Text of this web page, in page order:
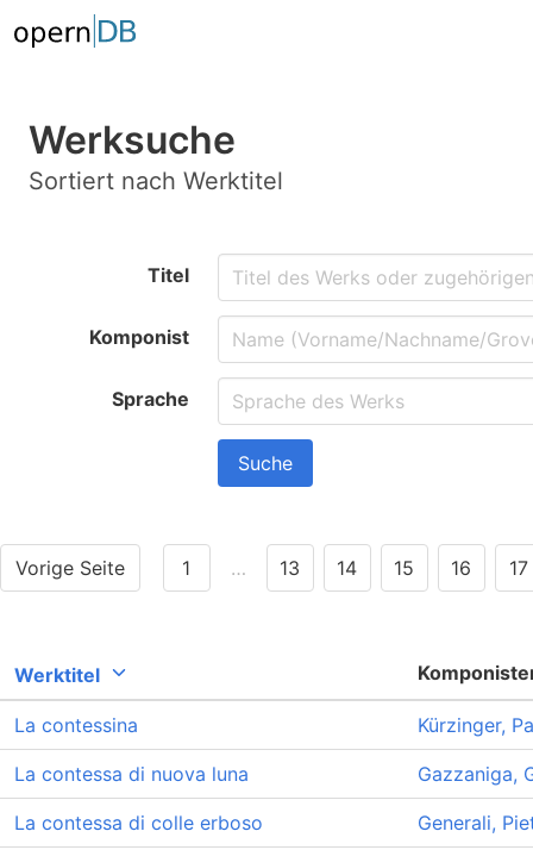
Werksuche
Sortiert nach Werktitel
Titel
Komponist
Sprache
Suche
Vorige Seite 1 … 13 14 15 16 17
Werktitel
La contessina Kürzinger,
La contessa di nuova luna Gazzaniga,
La contessa di colle erboso Generali,